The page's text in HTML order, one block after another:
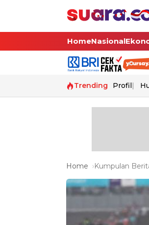
HomeNasional
Trending Profil
Home Kumpulan